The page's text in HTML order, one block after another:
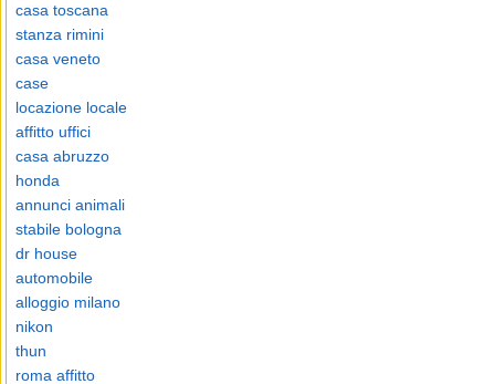
casa toscana
stanza rimini
casa veneto
case
locazione locale
affitto uffici
casa abruzzo
honda
annunci animali
stabile bologna
dr house
automobile
alloggio milano
nikon
thun
roma affitto